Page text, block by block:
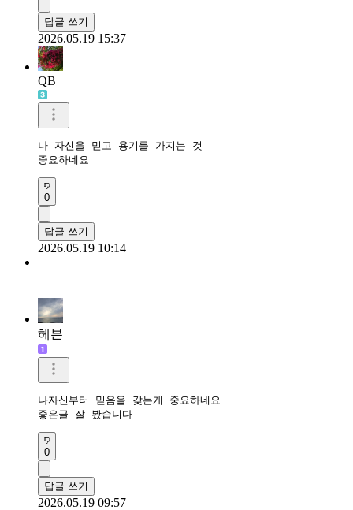
답글 쓰기
2026.05.19 15:37
QB
나 자신을 믿고 용기를 가지는 것
중요하네요
0
답글 쓰기
2026.05.19 10:14
헤븐
나자신부터 믿음을 갖는게 중요하네요
좋은글 잘 봤습니다
0
답글 쓰기
2026.05.19 09:57